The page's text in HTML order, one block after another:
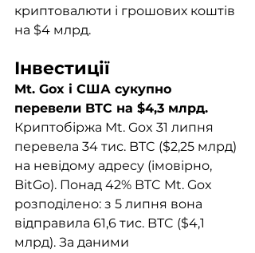
криптовалюти і грошових коштів
на $4 млрд.
Інвестиції
Mt. Gox і США сукупно
перевели BTC на $4,3 млрд.
Криптобіржа Mt. Gox 31 липня
перевела 34 тис. BTC ($2,25 млрд)
на невідому адресу (імовірно,
BitGo). Понад 42% BTC Mt. Gox
розподілено: з 5 липня вона
відправила 61,6 тис. BTC ($4,1
млрд). За даними